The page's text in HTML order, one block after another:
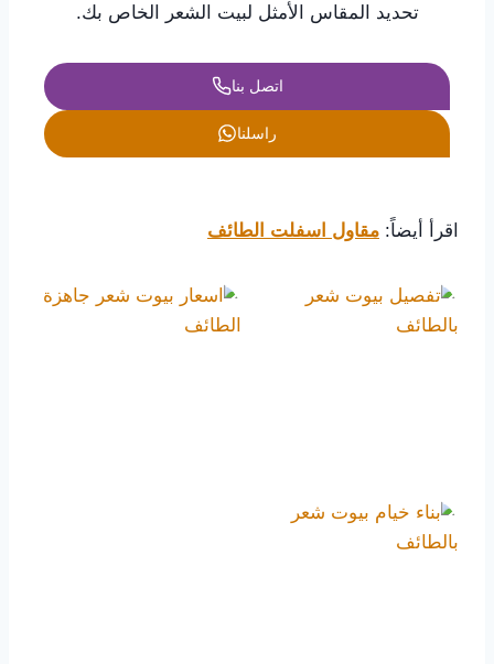
تحديد المقاس الأمثل لبيت الشعر الخاص بك.
اتصل بنا
راسلنا
اقرأ أيضاً: مقاول اسفلت الطائف